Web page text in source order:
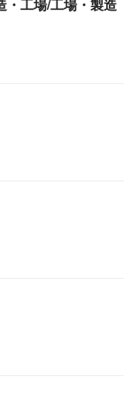
・工場/工場・製造